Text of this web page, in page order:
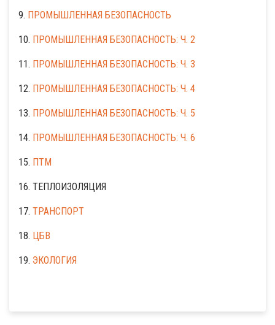
9. ПРОМЫШЛЕННАЯ БЕЗОПАСНОСТЬ
10. ПРОМЫШЛЕННАЯ БЕЗОПАСНОСТЬ: Ч. 2
11. ПРОМЫШЛЕННАЯ БЕЗОПАСНОСТЬ: Ч. 3
12. ПРОМЫШЛЕННАЯ БЕЗОПАСНОСТЬ: Ч. 4
13. ПРОМЫШЛЕННАЯ БЕЗОПАСНОСТЬ: Ч. 5
14. ПРОМЫШЛЕННАЯ БЕЗОПАСНОСТЬ: Ч. 6
15. ПТМ
16. ТЕПЛОИЗОЛЯЦИЯ
17. ТРАНСПОРТ
18. ЦБВ
19. ЭКОЛОГИЯ